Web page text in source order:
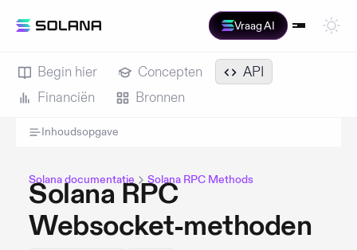
Vraag AI
Begin hier Concepten
API
Financiën
Bronnen
Inhoudsopgave
Solana documentatie Solana RPC Methods
Solana RPC
Websocket-methoden